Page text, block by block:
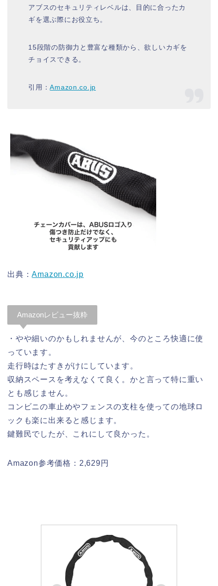
アブスのセキュリティレベルは、目的に合ったカ
ギを選ぶ際にお役立ち。
15段階の防御力と豊富な種類から、欲しいカギを
チョイスできる。
引用：Amazon.co.jp
出典：Amazon.co.jp
Amazonレビュー抜粋
・やや細いのかもしれませんが、今のところ快適に使
っています。
走行時はたすきがけにしています。
収納スペースを考えなくて良く。かと言って特に重い
とも感じません。
コンビニの車止めやフェンスの支柱を使っての地球ロ
ックも楽に出来ると感じます。
鍵難民でしたが、これにして良かった。
Amazon参考価格：2,629円